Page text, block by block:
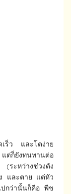
เร็ว และโตง่าย
ต่ก็ยังทนทานต่อ
(ระหว่างช่วงดัง
และตาย แต่หัว
ปกว่านั้นก็คือ พืช